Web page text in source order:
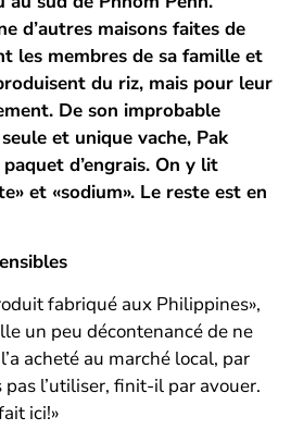
d’autres maisons faites de
les membres de sa famille et
du riz, mais pour leur
De son improbable
et unique vache, Pak
d’engrais. On y lit
et «sodium». Le reste est en
fabriqué aux Philippines»,
un peu décontenancé de ne
acheté au marché local, par
pas l’utiliser, finit-il par avouer.
ici!»